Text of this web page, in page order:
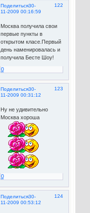
Поделиться 122
30-
11-2009 00:16:59
Москва получила свои
первые пункты в
открытом класе.Первый
день наменировалась и
получила Бесте Шоу!
0
Поделиться 123
30-
11-2009 00:31:12
Ну не удивительно
Москва хороша
0
Поделиться 124
30-
11-2009 00:53:12